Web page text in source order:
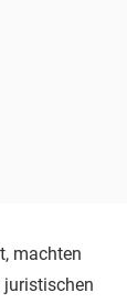
machten
juristischen